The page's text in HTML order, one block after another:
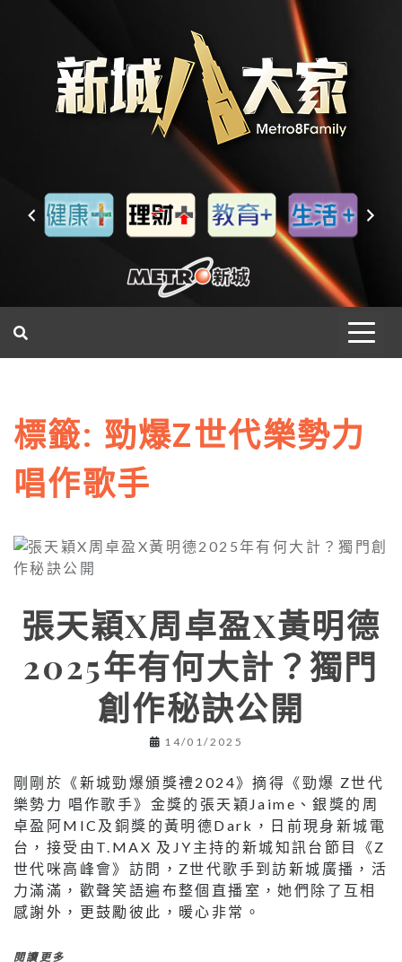
標籤: 勁爆Z世代樂勢力
唱作歌手
張天穎X周卓盈X黃明德
2025年有何大計？獨門
創作秘訣公開
14/01/2025
剛剛於《新城勁爆頒獎禮2024》摘得《勁爆 Z世代
樂勢力 唱作歌手》金獎的張天穎Jaime、銀獎的周
卓盈阿MIC及銅獎的黃明德Dark，日前現身新城電
台，接受由T.MAX 及JY主持的新城知訊台節目《Z
世代咪高峰會》訪問，Z世代歌手到訪新城廣播，活
力滿滿，歡聲笑語遍布整個直播室，她們除了互相
感謝外，更鼓勵彼此，暖心非常。
閱讀更多